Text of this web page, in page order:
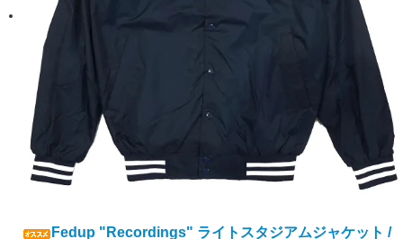
Fedup "Recordings" ライトスタジアムジャケット /